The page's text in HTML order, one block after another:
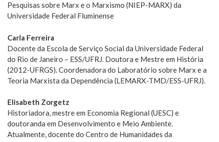
Pesquisas sobre Marx e o Marxismo (NIEP-MARX) da
Universidade Federal Fluminense
Carla Ferreira
Docente da Escola de Serviço Social da Universidade Federal
do Rio de Janeiro – ESS/UFRJ. Doutora e Mestre em História
(2012-UFRGS). Coordenadora do Laboratório sobre Marx e a
Teoria Marxista da Dependência (LEMARX-TMD/ESS-UFRJ).
Elisabeth Zorgetz
Historiadora, mestre em Economia Regional (UESC) e
doutoranda em Desenvolvimento e Meio Ambiente.
Atualmente, docente do Centro de Humanidades da